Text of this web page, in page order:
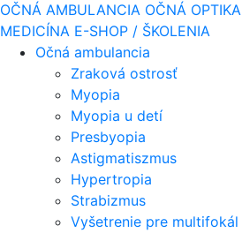
OČNÁ AMBULANCIA OČNÁ OPTIKA
MEDICÍNA E-SHOP / ŠKOLENIA
Očná ambulancia
Zraková ostrosť
Myopia
Myopia u detí
Presbyopia
Astigmatiszmus
Hypertropia
Strabizmus
Vyšetrenie pre multifokál